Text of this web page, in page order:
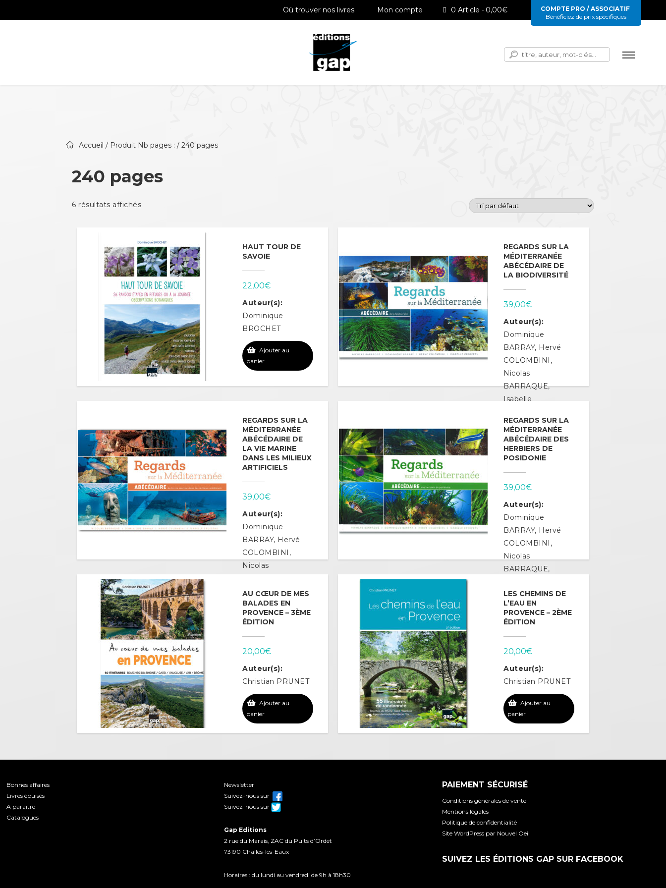
Où trouver nos livres Mon compte 0 Article 0,00€
COMPTE PRO / ASSOCIATIF
Bénéficiez de prix spécifiques
Rechercher :
Accueil / Produit Nb pages : / 240 pages
240 pages
6 résultats affichés
HAUT TOUR DE
SAVOIE
22,00€
Auteur(s):
Dominique
BROCHET
Ajouter au
panier
REGARDS SUR LA
MÉDITERRANÉE
ABÉCÉDAIRE DE
LA BIODIVERSITÉ
39,00€
Auteur(s):
Dominique
BARRAY, Hervé
COLOMBINI,
Nicolas
BARRAQUE,
Isabelle
Ajouter au
REGARDS SUR LA
MÉDITERRANÉE
ABÉCÉDAIRE DE
LA VIE MARINE
DANS LES MILIEUX
ARTIFICIELS
39,00€
Auteur(s):
Dominique
BARRAY, Hervé
COLOMBINI,
Nicolas
Isabelle
CROIZEAU
Ajouter au
panier
REGARDS SUR LA
MÉDITERRANÉE
ABÉCÉDAIRE DES
HERBIERS DE
POSIDONIE
39,00€
Auteur(s):
Dominique
BARRAY, Hervé
COLOMBINI,
Nicolas
BARRAQUE,
CROIZEAU
Ajouter au
AU CŒUR DE MES
BALADES EN
PROVENCE – 3ÈME
ÉDITION
20,00€
Auteur(s):
Christian PRUNET
Ajouter au
panier
LES CHEMINS DE
L’EAU EN
PROVENCE – 2ÈME
ÉDITION
20,00€
Auteur(s):
Christian PRUNET
Ajouter au
panier
Bonnes affaires
Livres épuisés
A paraître
Catalogues
Newsletter
Suivez-nous sur
Suivez-nous sur
Gap Editions
2 rue du Marais, ZAC du Puits d’Ordet
73190 Challes-les-Eaux
Horaires : du lundi au vendredi de 9h à 18h30
PAIEMENT SÉCURISÉ
Conditions générales de vente
Mentions légales
Politique de confidentialité
Site WordPress par Nouvel Oeil
SUIVEZ LES ÉDITIONS GAP SUR FACEBOOK